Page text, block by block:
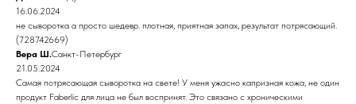
16.06.2024
не сыворотка а просто шедевр. плотная, приятная запах, результат потрясающий.
(728742669)
Вера Ш.Санкт-Петербург
21.05.2024
Самая потрясающая сыворотка на свете! У меня ужасно капризная кожа, не один
продукт Faberlic для лица не был воспринят. Это связано с хроническими